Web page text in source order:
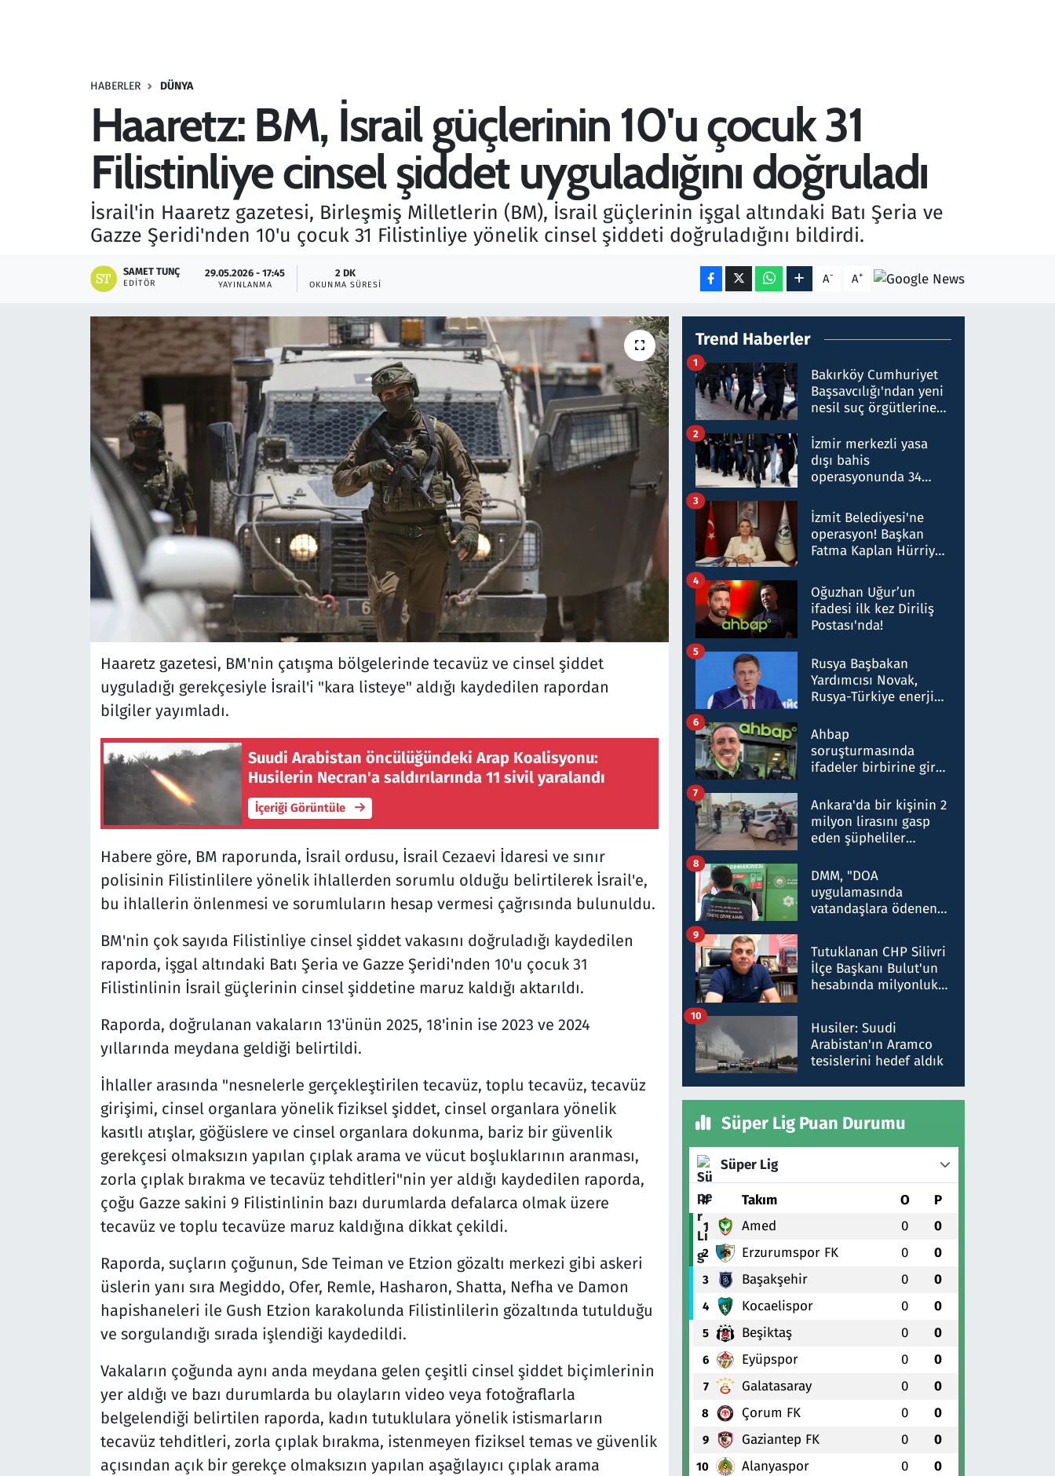
HABERLER DÜNYA
Haaretz: BM, İsrail güçlerinin 10'u çocuk 31
Filistinliye cinsel şiddet uyguladığını doğruladı
İsrail'in Haaretz gazetesi, Birleşmiş Milletlerin (BM), İsrail güçlerinin işgal altındaki Batı Şeria ve
Gazze Şeridi'nden 10'u çocuk 31 Filistinliye yönelik cinsel şiddeti doğruladığını bildirdi.
SAMET TUNÇ
EDITÖR
29.05.2026 - 17:45
YAYINLANMA
2 DK
OKUNMA SÜRESI A- A+
Haaretz gazetesi, BM'nin çatışma bölgelerinde tecavüz ve cinsel şiddet
uyguladığı gerekçesiyle İsrail'i "kara listeye" aldığı kaydedilen rapordan
bilgiler yayımladı.
Suudi Arabistan öncülüğündeki Arap Koalisyonu:
Husilerin Necran'a saldırılarında 11 sivil yaralandı
İçeriği Görüntüle
Habere göre, BM raporunda, İsrail ordusu, İsrail Cezaevi İdaresi ve sınır
polisinin Filistinlilere yönelik ihlallerden sorumlu olduğu belirtilerek İsrail'e,
bu ihlallerin önlenmesi ve sorumluların hesap vermesi çağrısında bulunuldu.
BM'nin çok sayıda Filistinliye cinsel şiddet vakasını doğruladığı kaydedilen
raporda, işgal altındaki Batı Şeria ve Gazze Şeridi'nden 10'u çocuk 31
Filistinlinin İsrail güçlerinin cinsel şiddetine maruz kaldığı aktarıldı.
Raporda, doğrulanan vakaların 13'ünün 2025, 18'inin ise 2023 ve 2024
yıllarında meydana geldiği belirtildi.
İhlaller arasında "nesnelerle gerçekleştirilen tecavüz, toplu tecavüz, tecavüz
girişimi, cinsel organlara yönelik fiziksel şiddet, cinsel organlara yönelik
kasıtlı atışlar, göğüslere ve cinsel organlara dokunma, bariz bir güvenlik
gerekçesi olmaksızın yapılan çıplak arama ve vücut boşluklarının aranması,
zorla çıplak bırakma ve tecavüz tehditleri"nin yer aldığı kaydedilen raporda,
çoğu Gazze sakini 9 Filistinlinin bazı durumlarda defalarca olmak üzere
tecavüz ve toplu tecavüze maruz kaldığına dikkat çekildi.
Raporda, suçların çoğunun, Sde Teiman ve Etzion gözaltı merkezi gibi askeri
üslerin yanı sıra Megiddo, Ofer, Remle, Hasharon, Shatta, Nefha ve Damon
hapishaneleri ile Gush Etzion karakolunda Filistinlilerin gözaltında tutulduğu
ve sorgulandığı sırada işlendiği kaydedildi.
Vakaların çoğunda aynı anda meydana gelen çeşitli cinsel şiddet biçimlerinin
yer aldığı ve bazı durumlarda bu olayların video veya fotoğraflarla
belgelendiği belirtilen raporda, kadın tutuklulara yönelik istismarların
tecavüz tehditleri, zorla çıplak bırakma, istenmeyen fiziksel temas ve güvenlik
açısından açık bir gerekçe olmaksızın yapılan aşağılayıcı çıplak arama
Trend Haberler
Bakırköy Cumhuriyet
Başsavcılığı'ndan yeni
nesil suç örgütlerine
hakkında gözaltı kararı
1
İzmir merkezli yasa
dışı bahis
operasyonunda 34
Milyar liralık para
trafiği tespit edildi
2
İzmit Belediyesi'ne
operasyon! Başkan
Fatma Kaplan Hürriyet
3
Oğuzhan Uğur’un
ifadesi ilk kez Diriliş
Postası'nda!
4
Rusya Başbakan
Yardımcısı Novak,
Rusya-Türkiye enerji
nitelikte olduğunu
belirtti
5
Ahbap
soruşturmasında
ifadeler birbirine girdi:
ifadelerinden ortaya
çıkan tablo şok etti
6
Ankara'da bir kişinin 2
milyon lirasını gasp
eden şüpheliler
7
DMM, "DOA
uygulamasında
vatandaşlara ödenen
düşürüldüğü" iddiasını
yalanladı
8
Tutuklanan CHP Silivri
İlçe Başkanı Bulut'un
hesabında milyonluk
talimat verdi, ben
gönderdim
9
Husiler: Suudi
Arabistan'ın Aramco
tesislerini hedef aldık
10
Süper Lig Puan Durumu
Süper Lig
# Takım O P
1 Amed 0 0
2 Erzurumspor FK 0 0
3 Başakşehir 0 0
4 Kocaelispor 0 0
5 Beşiktaş 0 0
6 Eyüpspor 0 0
7 Galatasaray 0 0
8 Çorum FK 0 0
9 Gaziantep FK 0 0
10 Alanyaspor 0 0
Savunma Sanayi
Teknoloji ve Bilim
Televizyon